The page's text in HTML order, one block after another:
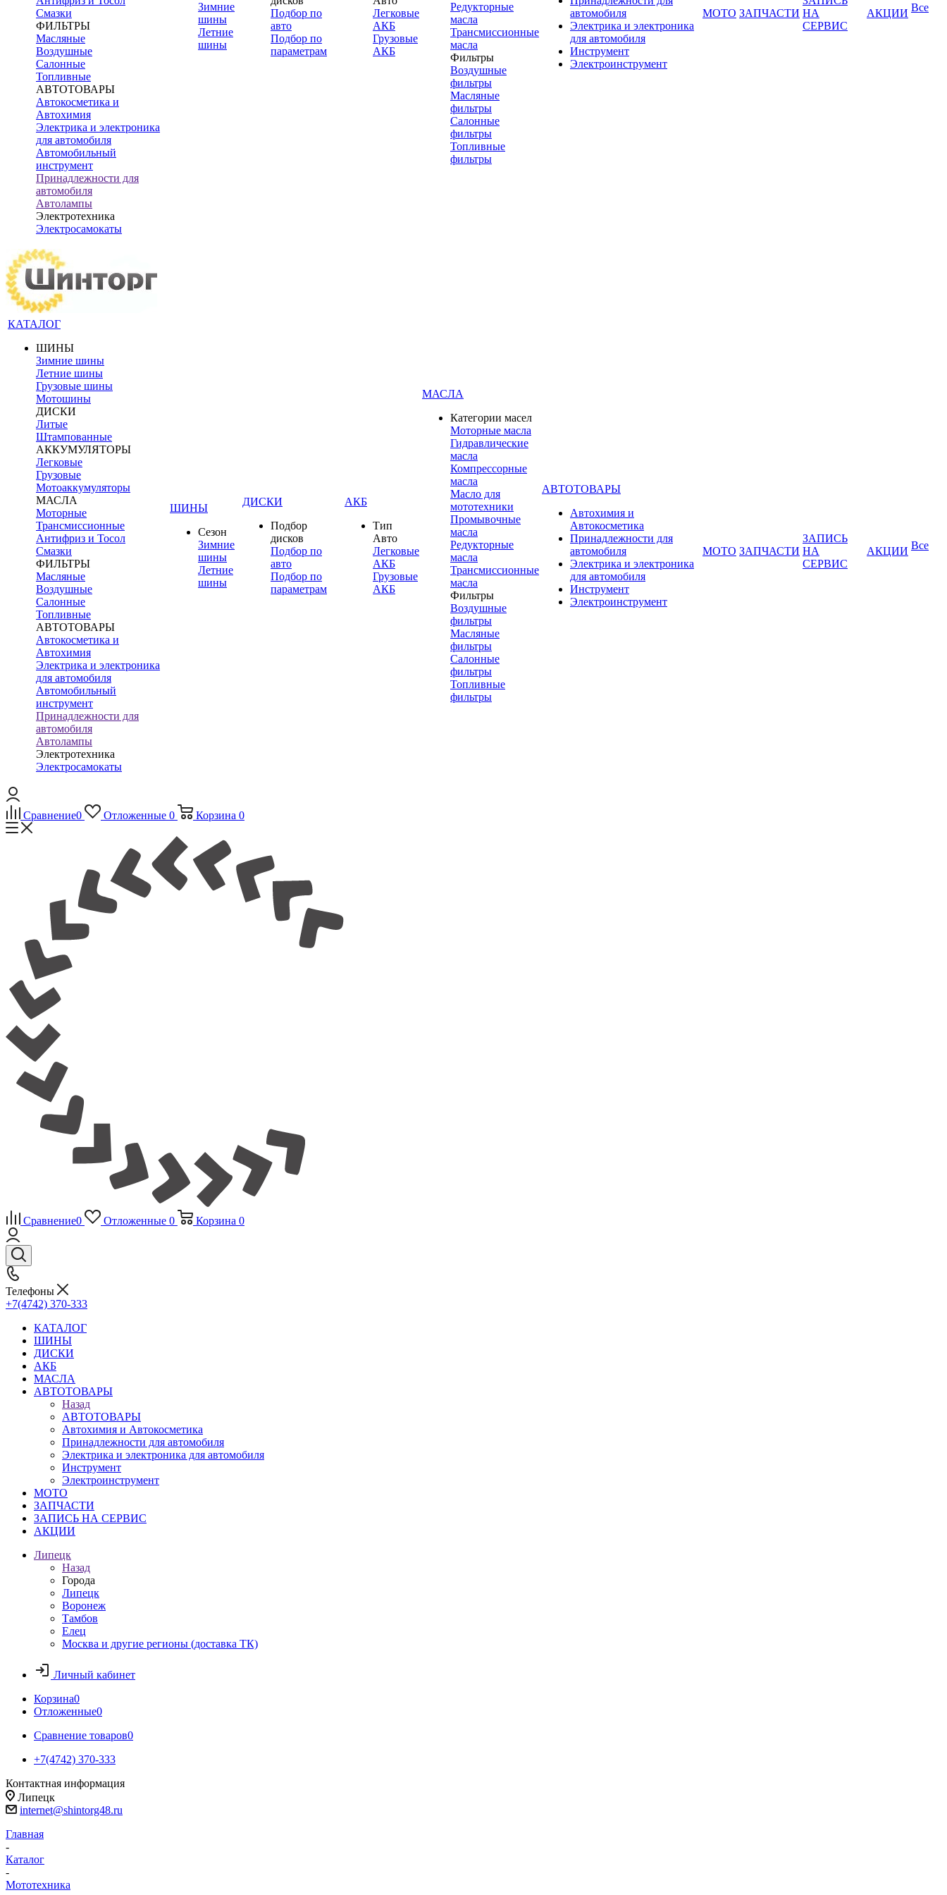
Смазки
ФИЛЬТРЫ
Масляные
Воздушные
Салонные
Топливные
АВТОТОВАРЫ
Автокосметика и
Автохимия
Электрика и электроника
для автомобиля
Автомобильный
инструмент
Принадлежности для
автомобиля
Автолампы
Электротехника
Электросамокаты
Зимние
шины
Летние
шины
Подбор по
авто
Подбор по
параметрам
Легковые
АКБ
Грузовые
АКБ
Редукторные
масла
Трансмиссионные
масла
Фильтры
Воздушные
фильтры
Масляные
фильтры
Салонные
фильтры
Топливные
фильтры
автомобиля
Электрика и электроника
для автомобиля
Инструмент
Электроинструмент
МОТО ЗАПЧАСТИ НА
СЕРВИС
АКЦИИ Все
КАТАЛОГ
ШИНЫ
Зимние шины
Летние шины
Грузовые шины
Мотошины
ДИСКИ
Литые
Штампованные
АККУМУЛЯТОРЫ
Легковые
Грузовые
Мотоаккумуляторы
МАСЛА
Моторные
Трансмиссионные
Антифриз и Тосол
Смазки
ФИЛЬТРЫ
Масляные
Воздушные
Салонные
Топливные
АВТОТОВАРЫ
Автокосметика и
Автохимия
Электрика и электроника
для автомобиля
Автомобильный
инструмент
Принадлежности для
автомобиля
Автолампы
Электротехника
Электросамокаты
ШИНЫ
Сезон
Зимние
шины
Летние
шины
ДИСКИ
Подбор
дисков
Подбор по
авто
Подбор по
параметрам
АКБ
Тип
Авто
Легковые
АКБ
Грузовые
АКБ
МАСЛА
Категории масел
Моторные масла
Гидравлические
масла
Компрессорные
масла
Масло для
мототехники
Промывочные
масла
Редукторные
масла
Трансмиссионные
масла
Фильтры
Воздушные
фильтры
Масляные
фильтры
Салонные
фильтры
Топливные
фильтры
АВТОТОВАРЫ
Автохимия и
Автокосметика
Принадлежности для
автомобиля
Электрика и электроника
для автомобиля
Инструмент
Электроинструмент
МОТО ЗАПЧАСТИ
ЗАПИСЬ
НА
СЕРВИС
АКЦИИ Все
Сравнение0 Отложенные 0 Корзина 0
Сравнение0 Отложенные 0 Корзина 0
Телефоны
+7(4742) 370-333
КАТАЛОГ
ШИНЫ
ДИСКИ
АКБ
МАСЛА
АВТОТОВАРЫ
Назад
АВТОТОВАРЫ
Автохимия и Автокосметика
Принадлежности для автомобиля
Электрика и электроника для автомобиля
Инструмент
Электроинструмент
МОТО
ЗАПЧАСТИ
ЗАПИСЬ НА СЕРВИС
АКЦИИ
Липецк
Назад
Города
Липецк
Воронеж
Тамбов
Елец
Москва и другие регионы (доставка ТК)
Личный кабинет
Корзина0
Отложенные0
Сравнение товаров0
+7(4742) 370-333
Контактная информация
Липецк
internet@shintorg48.ru
Главная
-
Каталог
-
Мототехника